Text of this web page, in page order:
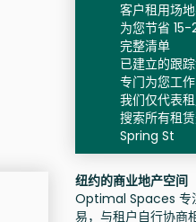
客户租用场
为您节省 15-
完整清单
已建立的跟
专门为您工作
我们仅代表
搜索所有租
Spring St
纽约的商业地产空间
Optimal Spaces 专
易，与租户自行协商